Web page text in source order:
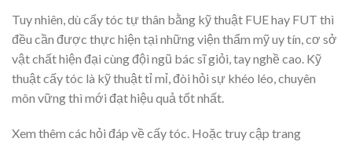
Tuy nhiên, dù cấy tóc tự thân bằng kỹ thuật FUE hay FUT thì
đều cần được thực hiện tại những viện thẩm mỹ uy tín, cơ sở
vật chất hiện đại cùng đội ngũ bác sĩ giỏi, tay nghề cao. Kỹ
thuật cấy tóc là kỹ thuật tỉ mỉ, đòi hỏi sự khéo léo, chuyên
môn vững thì mới đạt hiệu quả tốt nhất.
Xem thêm các hỏi đáp về cấy tóc. Hoặc truy cập trang